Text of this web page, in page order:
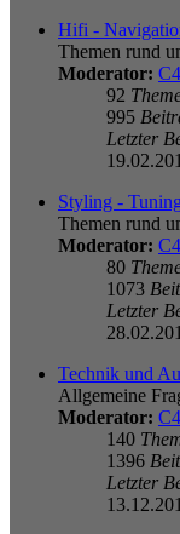
Hifi -
Themen rund
Moderator:
92
995
Letzter
Styling -
Themen rund
Moderator:
80
1073
Letzter
Technik und
Allgemeine
Moderator:
140
1396
Letzter